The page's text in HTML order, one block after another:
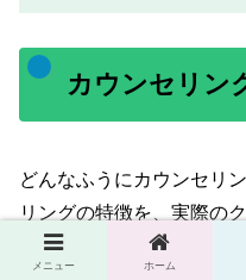
カウンセリン
どんなふうにカウンセリ
リングの特徴を、実際の
とめました。
メニュー ホーム